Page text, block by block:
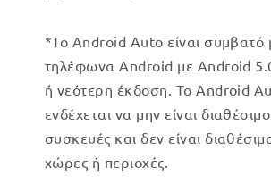
*Το Android Auto είναι συμβατό
τηλέφωνα Android με Android
ή νεότερη έκδοση. Το Android
ενδέχεται να μην είναι
συσκευές και δεν είναι
χώρες ή περιοχές.